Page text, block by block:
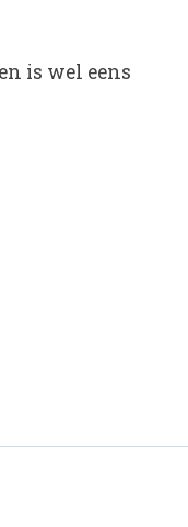
is wel eens